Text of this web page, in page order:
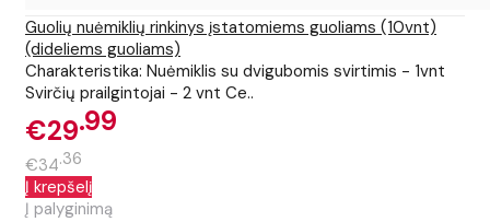
Guolių nuėmiklių rinkinys įstatomiems guoliams (10vnt)
(dideliems guoliams)
Charakteristika: Nuėmiklis su dvigubomis svirtimis - 1vnt
Svirčių prailgintojai - 2 vnt Ce..
€29 99
€34 36
Į krepšelį
Į palyginimą